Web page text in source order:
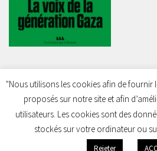
Charleroi Pour la Palestine ©
"Nous utilisons les cookies afin de fournir
proposés sur notre site et afin
utilisateurs. Les cookies sont des
stockés sur votre ordinateur ou
Rejeter